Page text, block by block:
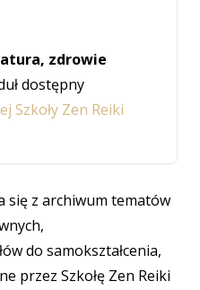
zdrowie
dostępny
Szkoły Zen Reiki
się z archiwum tematów
do samokształcenia,
przez Szkołę Zen Reiki